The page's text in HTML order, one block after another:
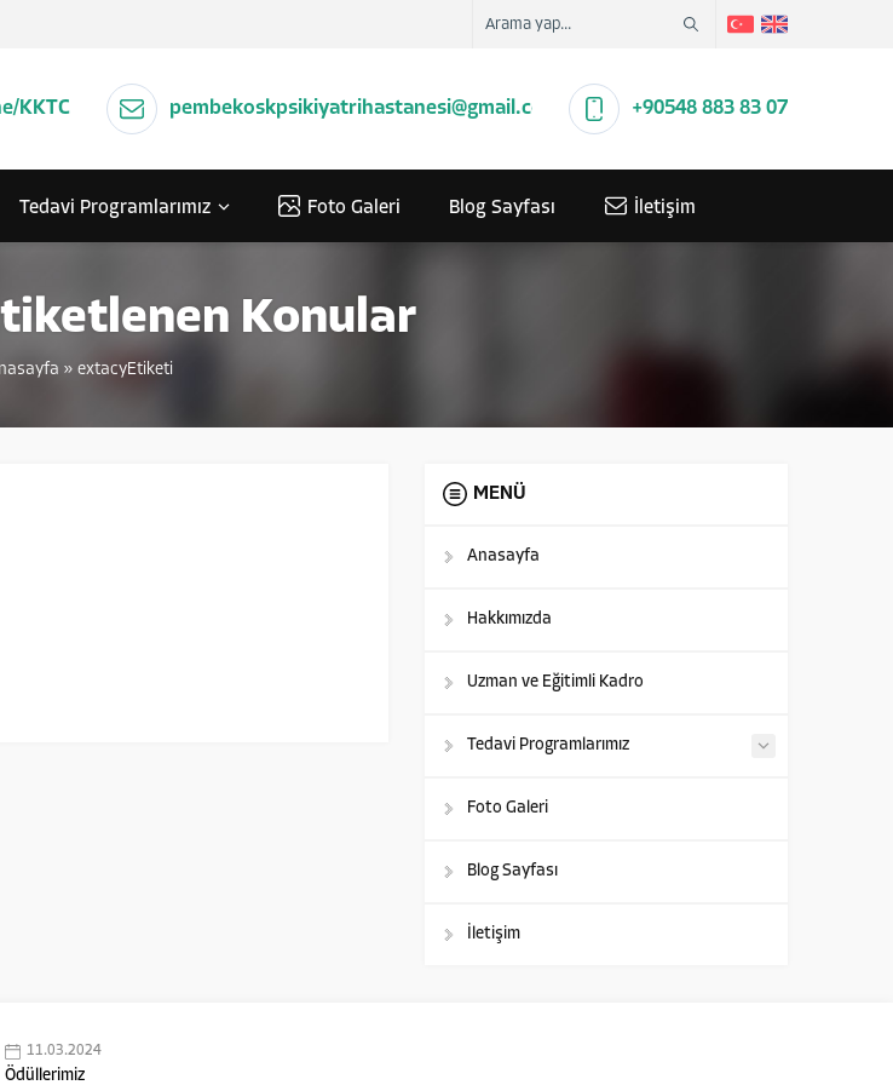
KKTC pembekoskpsikiyatrihastanesi@gmail.com +90548 883 83 07
Tedavi Programlarımız Foto Galeri Blog Sayfası İletişim
Konular
» extacyEtiketi
MENÜ
Anasayfa
Hakkımızda
Uzman ve Eğitimli Kadro
Tedavi Programlarımız
Foto Galeri
Blog Sayfası
İletişim
11.03.2024
Ödüllerimiz